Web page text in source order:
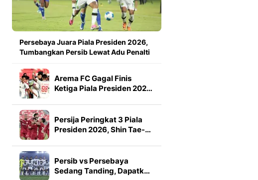
Persebaya Juara Piala Presiden 2026,
Tumbangkan Persib Lewat Adu Penalti
Arema FC Gagal Finis
Ketiga Piala Presiden 202…
Persija Peringkat 3 Piala
Presiden 2026, Shin Tae-…
Persib vs Persebaya
Sedang Tanding, Dapatk…